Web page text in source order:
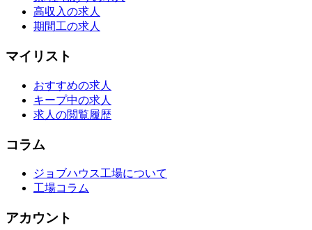
高収入の求人
期間工の求人
マイリスト
おすすめの求人
キープ中の求人
求人の閲覧履歴
コラム
ジョブハウス工場について
工場コラム
アカウント